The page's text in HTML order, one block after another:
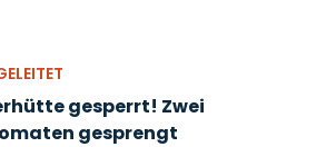
gesperrt! Zwei
gesprengt